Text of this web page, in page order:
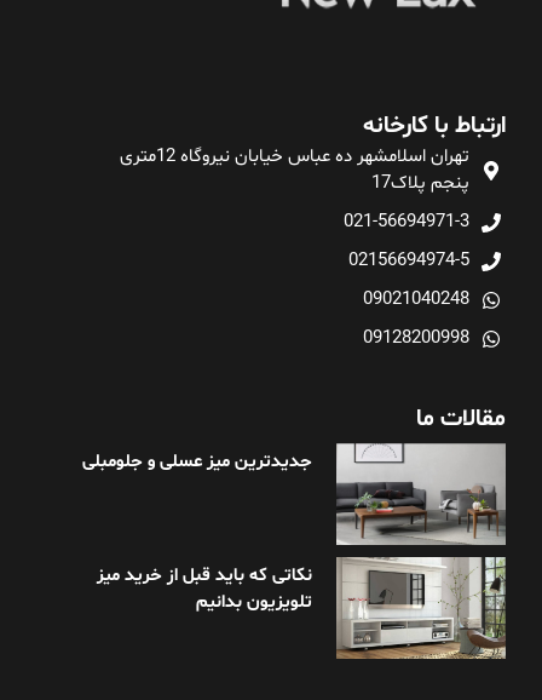
ارتباط با کارخانه
تهران اسلامشهر ده عباس خیابان نیروگاه 12متری
پنجم پلاک17
021-56694971-3
02156694974-5
09021040248
09128200998
مقالات ما
جدیدترین میز عسلی و جلومبلی
نکاتی که باید قبل از خرید میز
تلویزیون بدانیم